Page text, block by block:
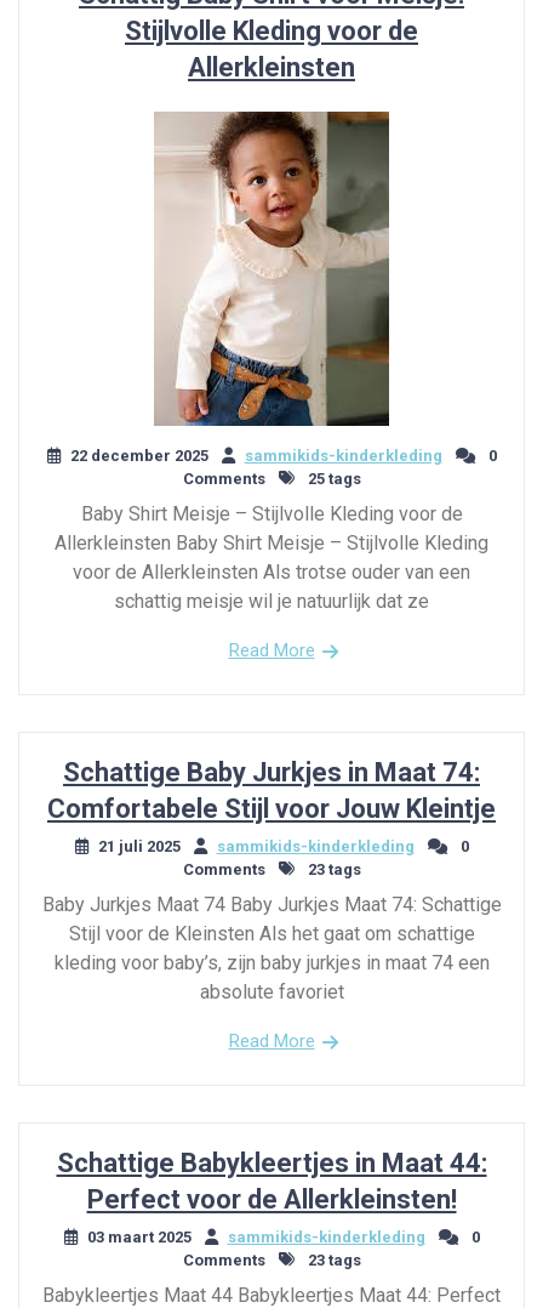
Stijlvolle Kleding voor de
Allerkleinsten
22 december 2025 sammikids-kinderkleding
0
Comments
25 tags
Baby Shirt Meisje – Stijlvolle Kleding voor de
Allerkleinsten Baby Shirt Meisje – Stijlvolle Kleding
voor de Allerkleinsten Als trotse ouder van een
schattig meisje wil je natuurlijk dat ze
Read More
Schattige Baby Jurkjes in Maat 74:
Comfortabele Stijl voor Jouw Kleintje
21 juli 2025 sammikids-kinderkleding
0
Comments
23 tags
Baby Jurkjes Maat 74 Baby Jurkjes Maat 74: Schattige
Stijl voor de Kleinsten Als het gaat om schattige
kleding voor baby’s, zijn baby jurkjes in maat 74 een
absolute favoriet
Read More
Schattige Babykleertjes in Maat 44:
Perfect voor de Allerkleinsten!
03 maart 2025 sammikids-kinderkleding
0
Comments
23 tags
Babykleertjes Maat 44 Babykleertjes Maat 44: Perfect